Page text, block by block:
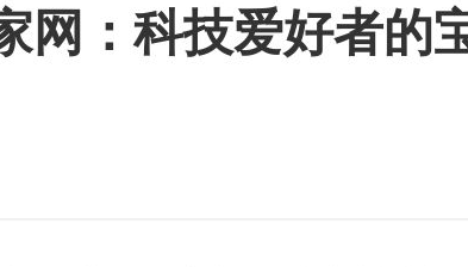
网：科技爱好者的